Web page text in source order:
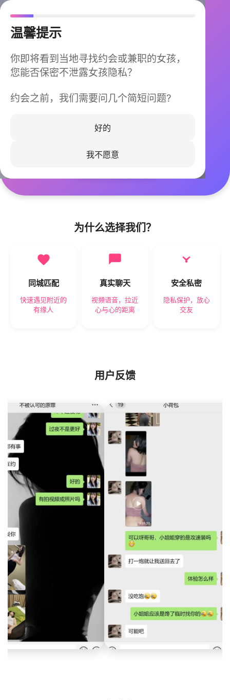
温馨提示
你即将看到当地寻找约会或兼职的女孩，
您能否保密不泄露女孩隐私？
约会之前，我们需要问几个简短问题?
好的
我不愿意
今晚不再孤单
同城快速匹配，马上认识身边的TA
立即下载
为什么选择我们？
同城匹配
快速遇见附近的
有缘人
真实聊天
视频语音，拉近
心与心的距离
安全私密
隐私保护，放心
交友
用户反馈